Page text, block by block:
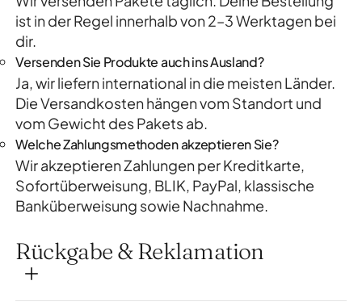
ist in der Regel innerhalb von 2–3 Werktagen bei
dir.
Versenden Sie Produkte auch ins Ausland?
Ja, wir liefern international in die meisten Länder.
Die Versandkosten hängen vom Standort und
vom Gewicht des Pakets ab.
Welche Zahlungsmethoden akzeptieren Sie?
Wir akzeptieren Zahlungen per Kreditkarte,
Sofortüberweisung, BLIK, PayPal, klassische
Banküberweisung sowie Nachnahme.
Rückgabe & Reklamation